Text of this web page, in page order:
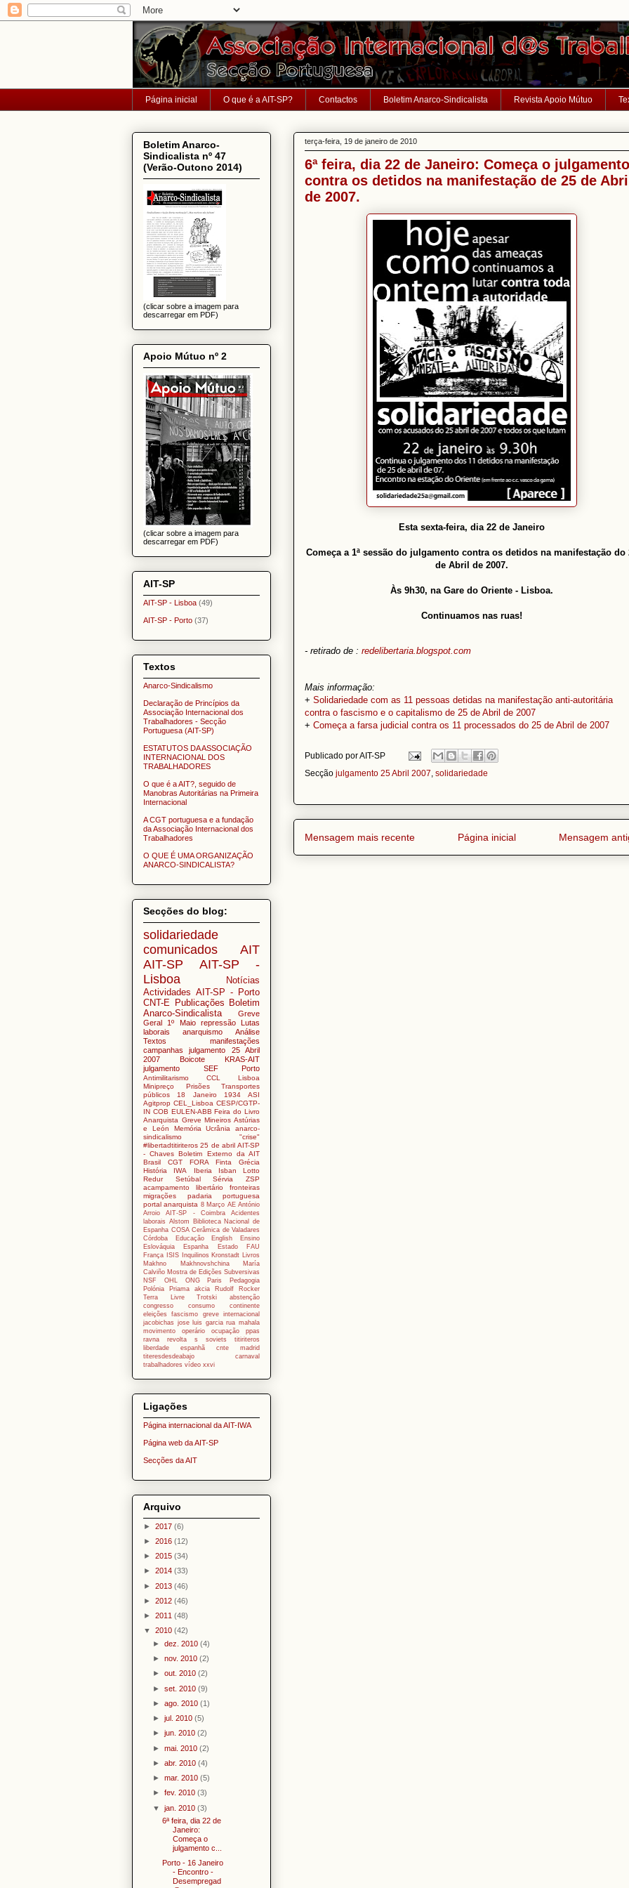
Página inicial O que é a AIT-SP? Contactos Boletim Anarco-Sindicalista Revista Apoio Mútuo
terça-feira, 19 de janeiro de 2010
6ª feira, dia 22 de Janeiro: Começa o julgamento
contra os detidos na manifestação de 25 de
de 2007.
Esta sexta-feira, dia 22 de Janeiro
Começa a 1ª sessão do julgamento contra os detidos na manifestação do
de Abril de 2007.
Às 9h30, na Gare do Oriente - Lisboa.
Continuamos nas ruas!
- retirado de : redelibertaria.blogspot.com
Mais informação:
+ Solidariedade com as 11 pessoas detidas na manifestação anti-autoritária
contra o fascismo e o capitalismo de 25 de Abril de 2007
+ Começa a farsa judicial contra os 11 processados do 25 de Abril de 2007
Publicado porAIT-SP
Secção julgamento 25 Abril 2007, solidariedade
Mensagem mais recente Mensagem
Página inicial
Boletim Anarco-
Sindicalista nº 47
(Verão-Outono 2014)
(clicar sobre a imagem para
descarregar em PDF)
Apoio Mútuo nº 2
(clicar sobre a imagem para
descarregar em PDF)
AIT-SP
AIT-SP - Lisboa (49)
AIT-SP - Porto (37)
Textos
Anarco-Sindicalismo
Declaração de Princípios da
Associação Internacional dos
Trabalhadores - Secção
Portuguesa (AIT-SP)
ESTATUTOS DA ASSOCIAÇÃO
INTERNACIONAL DOS
TRABALHADORES
O que é a AIT?, seguido de
Manobras Autoritárias na Primeira
Internacional
A CGT portuguesa e a fundação
da Associação Internacional dos
Trabalhadores
O QUE É UMA ORGANIZAÇÃO
ANARCO-SINDICALISTA?
Secções do blog:
solidariedade
comunicados
AIT
AIT-SP
AIT-SP -
Lisboa
Notícias
Actividades AIT-SP - Porto
CNT-E Publicações Boletim
Anarco-Sindicalista
Greve
Geral
1º Maio repressão
Lutas
laborais
anarquismo
Análise
Textos
manifestações
campanhas
julgamento 25 Abril
2007
Boicote
KRAS-AIT
julgamento SEF Porto
Antimilitarismo CCL
Lisboa
Minipreço
Prisões
Transportes
públicos
18 Janeiro 1934
ASI
Agitprop CEL_Lisboa CESP/CGTP-
IN COB EULEN-ABB Feira do Livro
Anarquista Greve Mineiros Astúrias
e León
Memória Ucrânia
anarco-
sindicalismo
"crise"
#libertadtitiriteros 25 de abril AIT-SP
- Chaves Boletim Externo da AIT
Brasil
CGT FORA Finta
Grécia
História
IWA Iberia Isban
Lotto
Redur
Setúbal Sérvia
ZSP
acampamento libertário
fronteiras
migrações
padaria portuguesa
portal anarquista 8 Março AE António
Arroio
AIT-SP - Coimbra
Acidentes
laborais Alstom
Biblioteca Nacional de
Espanha COSA Cerâmica de Valadares
Córdoba
Educação English
Ensino
Eslováquia
Espanha Estado
FAU
França
ISIS Inquilinos Kronstadt Livros
Makhno
Makhnovshchina
María
Calviño Mostra de Edições Subversivas
NSF
OHL ONG Paris
Pedagogia
Polónia
Priama akcia
Rudolf Rocker
Terra Livre
Trotski
abstenção
congresso
consumo
continente
eleições
fascismo greve
internacional
jacobichas jose luis garcia rua mahala
movimento operário
ocupação
ppas
ravna
revolta s soviets
titiriteros
liberdade espanhã cnte madrid
titeresdesdeabajo carnaval
trabalhadores vídeo xxvi
Ligações
Página internacional da AIT-IWA
Página web da AIT-SP
Secções da AIT
Arquivo
► 2017 (6)
► 2016 (12)
► 2015 (34)
► 2014 (33)
► 2013 (46)
► 2012 (46)
► 2011 (48)
▼ 2010 (42)
►dez. 2010(4)
►nov. 2010(2)
►out. 2010(2)
►set. 2010(9)
►ago. 2010(1)
►jul. 2010(5)
►jun. 2010(2)
►mai. 2010(2)
►abr. 2010(4)
►mar. 2010(5)
►fev. 2010(3)
▼jan. 2010(3)
6ª feira, dia 22 de
Janeiro:
Começa o
julgamento c...
Porto - 16 Janeiro
- Encontro -
Desempregad